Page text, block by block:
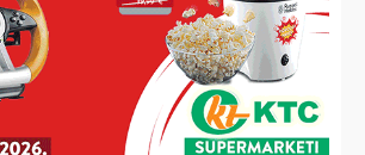
SAD-U
svjetsko srebro u Houstonu